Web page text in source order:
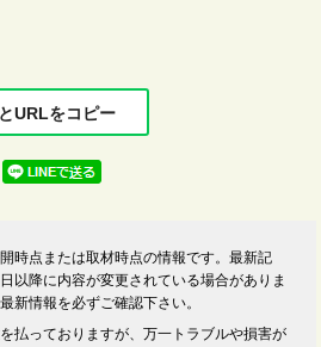
URLをコピー
時点または取材時点の情報です。最新記
以降に内容が変更されている場合がありま
新情報を必ずご確認下さい。
払っておりますが、万一トラブルや損害が